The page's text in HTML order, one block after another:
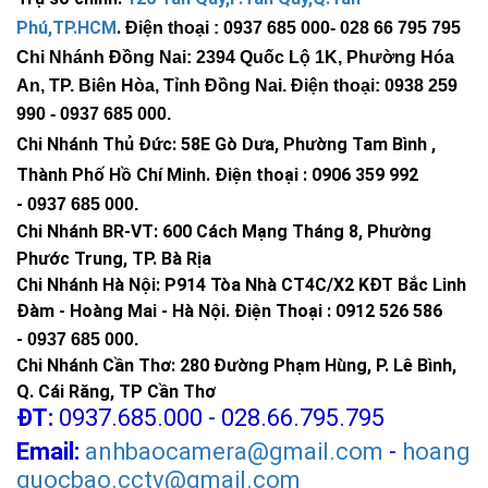
Kết luận
Với những ai đang tìm một giải pháp chiếu sáng ngoài trời bền
bỉ, tiết kiệm và thân thiện với môi trường, đèn năng lượng mặt
trời 300W giá rẻ là một lựa chọn không nên bỏ qua. Dù đầu tư
ban đầu có thể cao hơn một chút so với đèn điện thông
thường, nhưng chi phí sử dụng gần như bằng 0 về lâu dài.
Nếu bạn còn băn khoăn hoặc cần tư vấn chi tiết hơn, đừng
ngần ngại liên hệ với Hoàng Quốc Bảo để được hướng dẫn tận
tình.
CÔNG TY TNHH TM KT HOÀNG QUỐC BẢO
Hotline: 0937.685.000
Trụ sở chính: 126 Tân Quý, P.Tân Quý, Q.Tân Phú, TP.HCM
Phú,TP.HCM. Điện thoại : 0937 685 000- 028 66 795 795
Chi Nhánh Đồng Nai: 2394 Quốc Lộ 1K, Phường Hóa
An, TP. Biên Hòa, Tỉnh Đồng Nai. Điện thoại: 0938 259
990 - 0937 685 000.
Chi Nhánh Thủ Đức: 58E Gò Dưa, Phường Tam Bình ,
Thành Phố Hồ Chí Minh. Điện thoại : 0906 359 992
- 0937 685 000.
Chi Nhánh BR-VT: 600 Cách Mạng Tháng 8, Phường
Phước Trung, TP. Bà Rịa
Chi Nhánh Hà Nội: P914 Tòa Nhà CT4C/X2 KĐT Bắc Linh
Đàm - Hoàng Mai - Hà Nội. Điện Thoại : 0912 526 586
- 0937 685 000.
Chi Nhánh Cần Thơ: 280 Đường Phạm Hùng, P. Lê Bình,
Q. Cái Răng, TP Cần Thơ
ĐT: 0937.685.000 - 028.66.795.795
Email: anhbaocamera@gmail.com - hoang
quocbao.cctv@gmail.com